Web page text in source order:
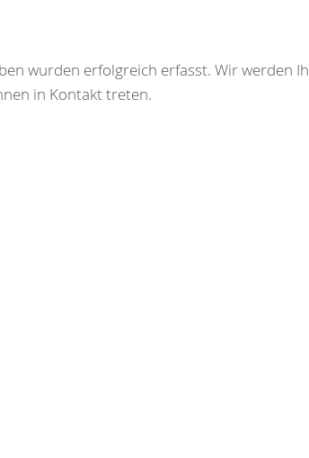
wurden erfolgreich erfasst. Wir werden
in Kontakt treten.